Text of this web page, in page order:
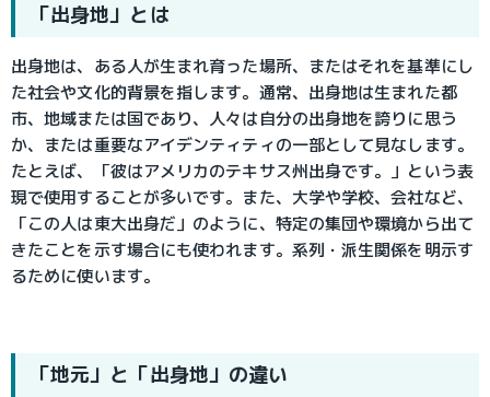
「出身地」とは
出身地は、ある人が生まれ育った場所、またはそれを基準にし
た社会や文化的背景を指します。通常、出身地は生まれた都
市、地域または国であり、人々は自分の出身地を誇りに思う
か、または重要なアイデンティティの一部として見なします。
たとえば、「彼はアメリカのテキサス州出身です。」という表
現で使用することが多いです。また、大学や学校、会社など、
「この人は東大出身だ」のように、特定の集団や環境から出て
きたことを示す場合にも使われます。系列・派生関係を明示す
るために使います。
「地元」と「出身地」の違い